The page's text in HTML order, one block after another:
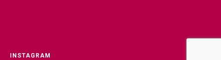
INSTAGRAM